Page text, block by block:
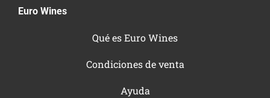
Euro Wines
Qué es Euro Wines
Condiciones de venta
Ayuda